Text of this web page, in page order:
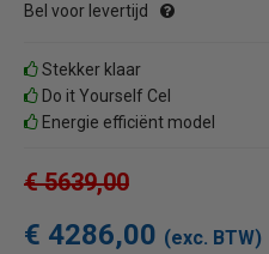
Bel voor levertijd
Stekker klaar
Do it Yourself Cel
Energie efficiënt model
€ 5639,00
€ 4286,00 (exc. BTW)